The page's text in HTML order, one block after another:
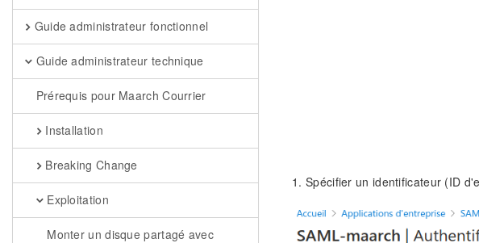
Guide administrateur fonctionnel
Guide administrateur technique
Prérequis pour Maarch Courrier
Installation
Breaking Change
Exploitation
Monter un disque partagé avec
Spécifier un identificateur (ID